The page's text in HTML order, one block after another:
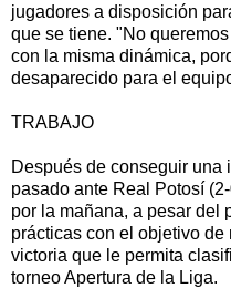
jugadores a disposición
que se tiene. "No
con la misma dinámica,
desaparecido para el
TRABAJO
Después de conseguir una
pasado ante Real Potosí
por la mañana, a pesar del
prácticas con el objetivo
victoria que le permita
torneo Apertura de la Liga.